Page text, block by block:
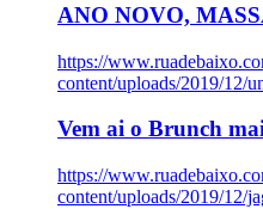
ANO NOVO,
https://
content/uploads/2019/12/
Vem ai o Brunch
https://
content/uploads/2019/12/